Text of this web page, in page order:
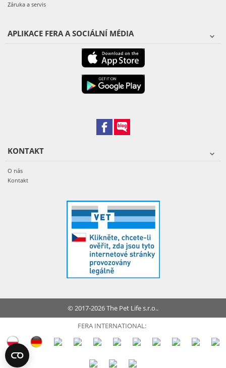
Záruka a servis
APLIKACE FERA A SOCIÁLNÍ MÉDIA
KONTAKT
O nás
Kontakt
© 2017-2026 The Pet Life s.r.o..
FERA INTERNATIONAL: